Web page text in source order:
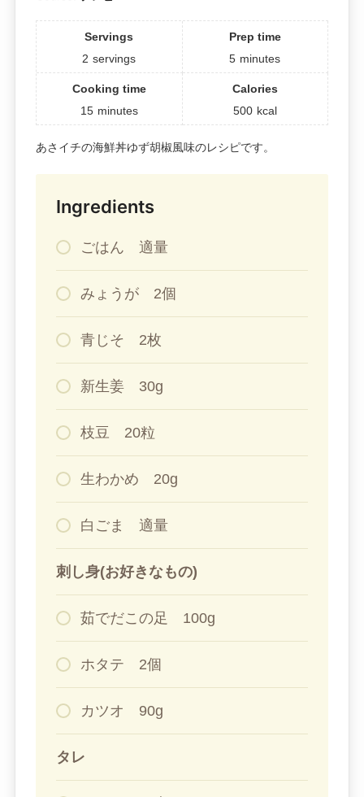
Servings
2 servings
Prep time
5 minutes
Cooking time
15 minutes
Calories
500 kcal
あさイチの海鮮丼ゆず胡椒風味のレシピです。
Ingredients
ごはん 適量
みょうが 2個
青じそ 2枚
新生姜 30g
枝豆 20粒
生わかめ 20g
白ごま 適量
刺し身(お好きなもの)
茹でだこの足 100g
ホタテ 2個
カツオ 90g
タレ